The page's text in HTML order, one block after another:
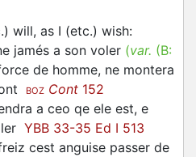
will, as I (etc.) wish:
jamés a son voler (var. (B:
de homme, ne montera
BOZ Cont 152
a ceo qe ele est, e
YBB 33-35 Ed I 513
cest anguise passer de